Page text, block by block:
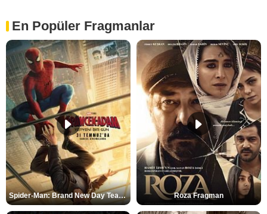
En Popüler Fragmanlar
Spider-Man: Brand New Day Teaser Roza Fragman